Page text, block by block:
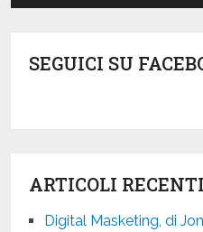
SEGUICI SU
ARTICOLI RECENTI
Digital Masketing, di